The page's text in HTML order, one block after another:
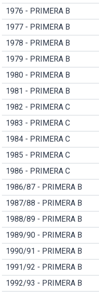
1976 - PRIMERA B
1977 - PRIMERA B
1978 - PRIMERA B
1979 - PRIMERA B
1980 - PRIMERA B
1981 - PRIMERA B
1982 - PRIMERA C
1983 - PRIMERA C
1984 - PRIMERA C
1985 - PRIMERA C
1986 - PRIMERA C
1986/87 - PRIMERA B
1987/88 - PRIMERA B
1988/89 - PRIMERA B
1989/90 - PRIMERA B
1990/91 - PRIMERA B
1991/92 - PRIMERA B
1992/93 - PRIMERA B